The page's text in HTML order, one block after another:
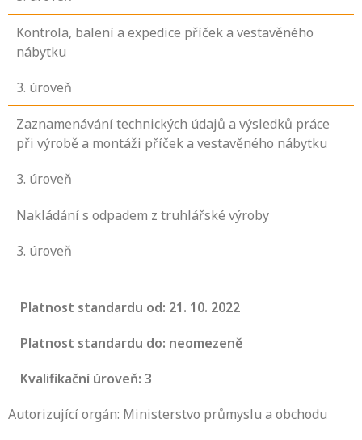
Kontrola, balení a expedice příček a vestavěného
nábytku
3. úroveň
Zaznamenávání technických údajů a výsledků práce
při výrobě a montáži příček a vestavěného nábytku
3. úroveň
Nakládání s odpadem z truhlářské výroby
3. úroveň
Platnost standardu od: 21. 10. 2022
Platnost standardu do: neomezeně
Kvalifikační úroveň: 3
Autorizující orgán: Ministerstvo průmyslu a obchodu